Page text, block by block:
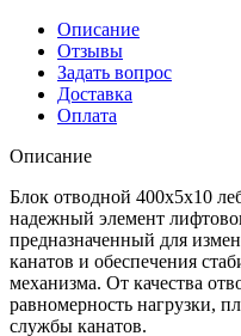
Описание
Отзывы
Задать вопрос
Доставка
Оплата
Описание
Блок отводной 400х5х10
надежный элемент
предназначенный для
канатов и обеспечения
механизма. От качества
равномерность нагрузки,
службы канатов.